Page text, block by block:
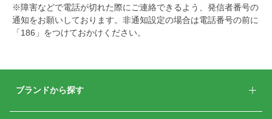
※障害などで電話が切れた際にご連絡できるよう、発信者番号の
通知をお願いしております。非通知設定の場合は電話番号の前に
「186」をつけておかけください。
ブランドから探す